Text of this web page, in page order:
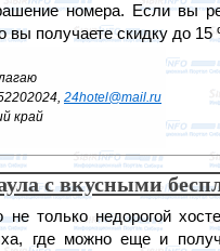
номера. Если вы
вы получаете скидку до 15
24hotel@mail.ru
край
с вкусными
только недорогой
где можно еще и